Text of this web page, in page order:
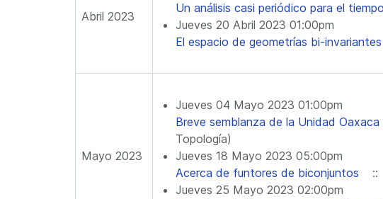
Abril 2023
Un análisis casi periódico para el
Jueves 20 Abril 2023 01:00pm
El espacio de geometrías bi-
Mayo 2023
Jueves 04 Mayo 2023 01:00pm
Breve semblanza de la Unidad
Topología)
Jueves 18 Mayo 2023 05:00pm
Acerca de funtores de biconjuntos
::
Jueves 25 Mayo 2023 02:00pm